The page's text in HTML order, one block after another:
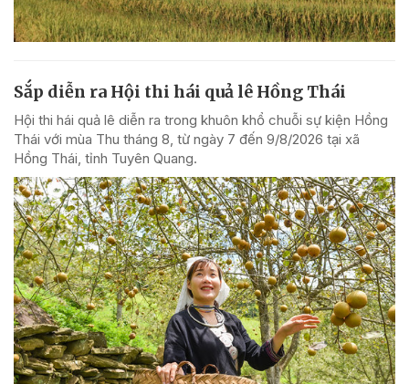
Sắp diễn ra Hội thi hái quả lê Hồng Thái
Hội thi hái quả lê diễn ra trong khuôn khổ chuỗi sự kiện Hồng
Thái với mùa Thu tháng 8, từ ngày 7 đến 9/8/2026 tại xã
Hồng Thái, tỉnh Tuyên Quang.